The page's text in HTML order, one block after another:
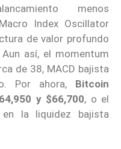
menos
Index Oscillator
de valor profundo
así, el momentum
de 38, MACD bajista
Por ahora, Bitcoin
y $66,700, o el
la liquidez bajista